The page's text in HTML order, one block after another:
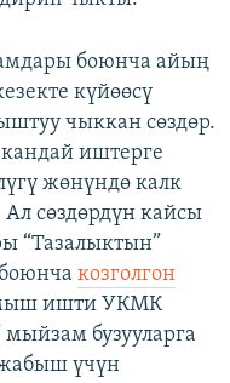
боюнча айың
күйөөсү
чыккан сөздөр.
иштерге
жөнүндө калк
сөздөрдүн кайсы
“Тазалыктын”
козголгон
ишти УКМК
бузууларга
үчүн